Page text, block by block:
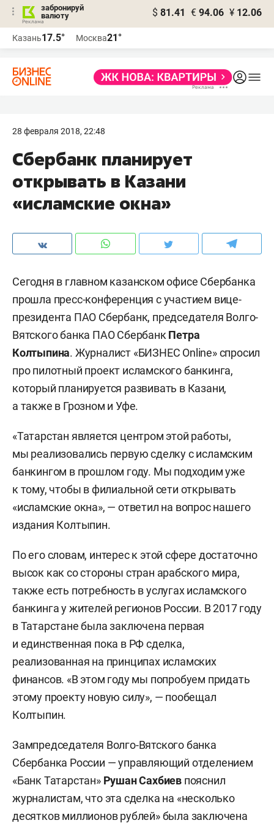
забронируй
валюту
$ 81.41 € 94.06 ¥ 12.06
Казань17.5° Москва21°
28 февраля 2018, 22:48
Cбербанк планирует
открывать в Казани
«исламские окна»
Сегодня в главном казанском офисе Сбербанка
прошла пресс-конференция с участием вице-
президента ПАО Сбербанк, председателя Волго-
Вятского банка ПАО Сбербанк Петра
Колтыпина. Журналист «БИЗНЕС Online» спросил
про пилотный проект исламского банкинга,
который планируется развивать в Казани,
а также в Грозном и Уфе.
«Татарстан является центром этой работы,
мы реализовались первую сделку с исламским
банкингом в прошлом году. Мы подходим уже
к тому, чтобы в филиальной сети открывать
«исламские окна», — ответил на вопрос нашего
издания Колтыпин.
По его словам, интерес к этой сфере достаточно
высок как со стороны стран арабского мира,
также есть потребность в услугах исламского
банкинга у жителей регионов России. В 2017 году
в Татарстане была заключена первая
и единственная пока в РФ сделка,
реализованная на принципах исламских
финансов. «В этом году мы попробуем придать
этому проекту новую силу», — пообещал
Колтыпин.
Зампредседателя Волго-Вятского банка
Сбербанка России — управляющий отделением
«Банк Татарстан» РушанСахбиев пояснил
журналистам, что эта сделка на «несколько
десятков миллионов рублей» была заключена